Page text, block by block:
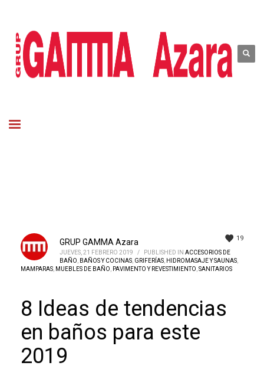
19
GRUP GAMMA Azara
JUEVES, 21 FEBRERO 2019 / PUBLISHED IN ACCESORIOS DE
BAÑO
BAÑOS Y COCINAS GRIFERÍAS HIDROMASAJE Y SAUNAS
MAMPARAS MUEBLES DE BAÑO PAVIMENTO Y REVESTIMIENTO SANITARIOS
8 Ideas de tendencias
en baños para este
2019